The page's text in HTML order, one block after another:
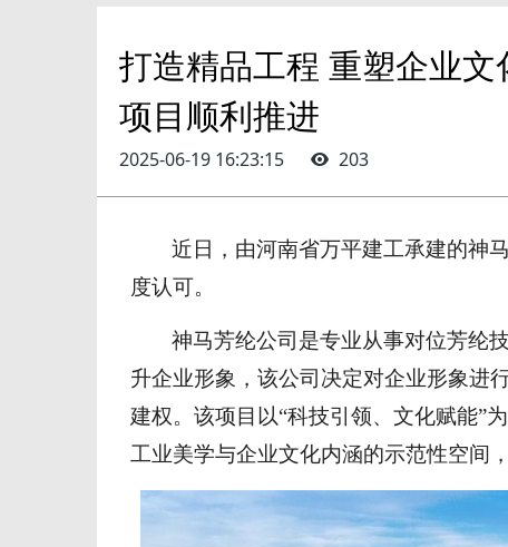
打造精品工程 重塑企业
项目顺利推进
2025-06-19 16:23:15 203
近日，由河南省万平建工承建的神
度认可。
神马芳纶公司是专业从事对位芳纶
升企业形象，该公司决定对企业形象进行
建权。 该项目以“科技引领、文化赋能”
工业美学与企业文化内涵的示范性空间，